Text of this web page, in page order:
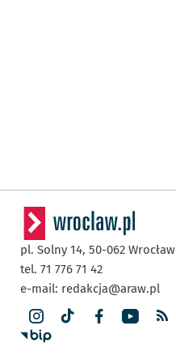
pl. Solny 14, 50-062 Wrocław
tel. 71 776 71 42
e-mail: redakcja@araw.pl